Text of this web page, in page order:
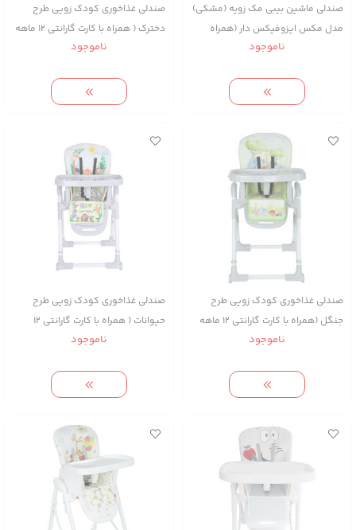
صندلی ماشین بیبی مک زویه (مشکی)
مدل مکس ایزوفیکس دار (همراه
ناموجود
صندلی غذاخوری کودک زویی طرح
دخترک ( همراه با کارت گارانتی ۱۲ ماهه
ناموجود
صندلی غذاخوری کودک زویی طرح
جنگل (همراه با کارت گارانتی ۱۲ ماهه
ناموجود
صندلی غذاخوری کودک زویی طرح
حیوانات ( همراه با کارت گارانتی ۱۲
ماهه شرکت زویه )ناموجود